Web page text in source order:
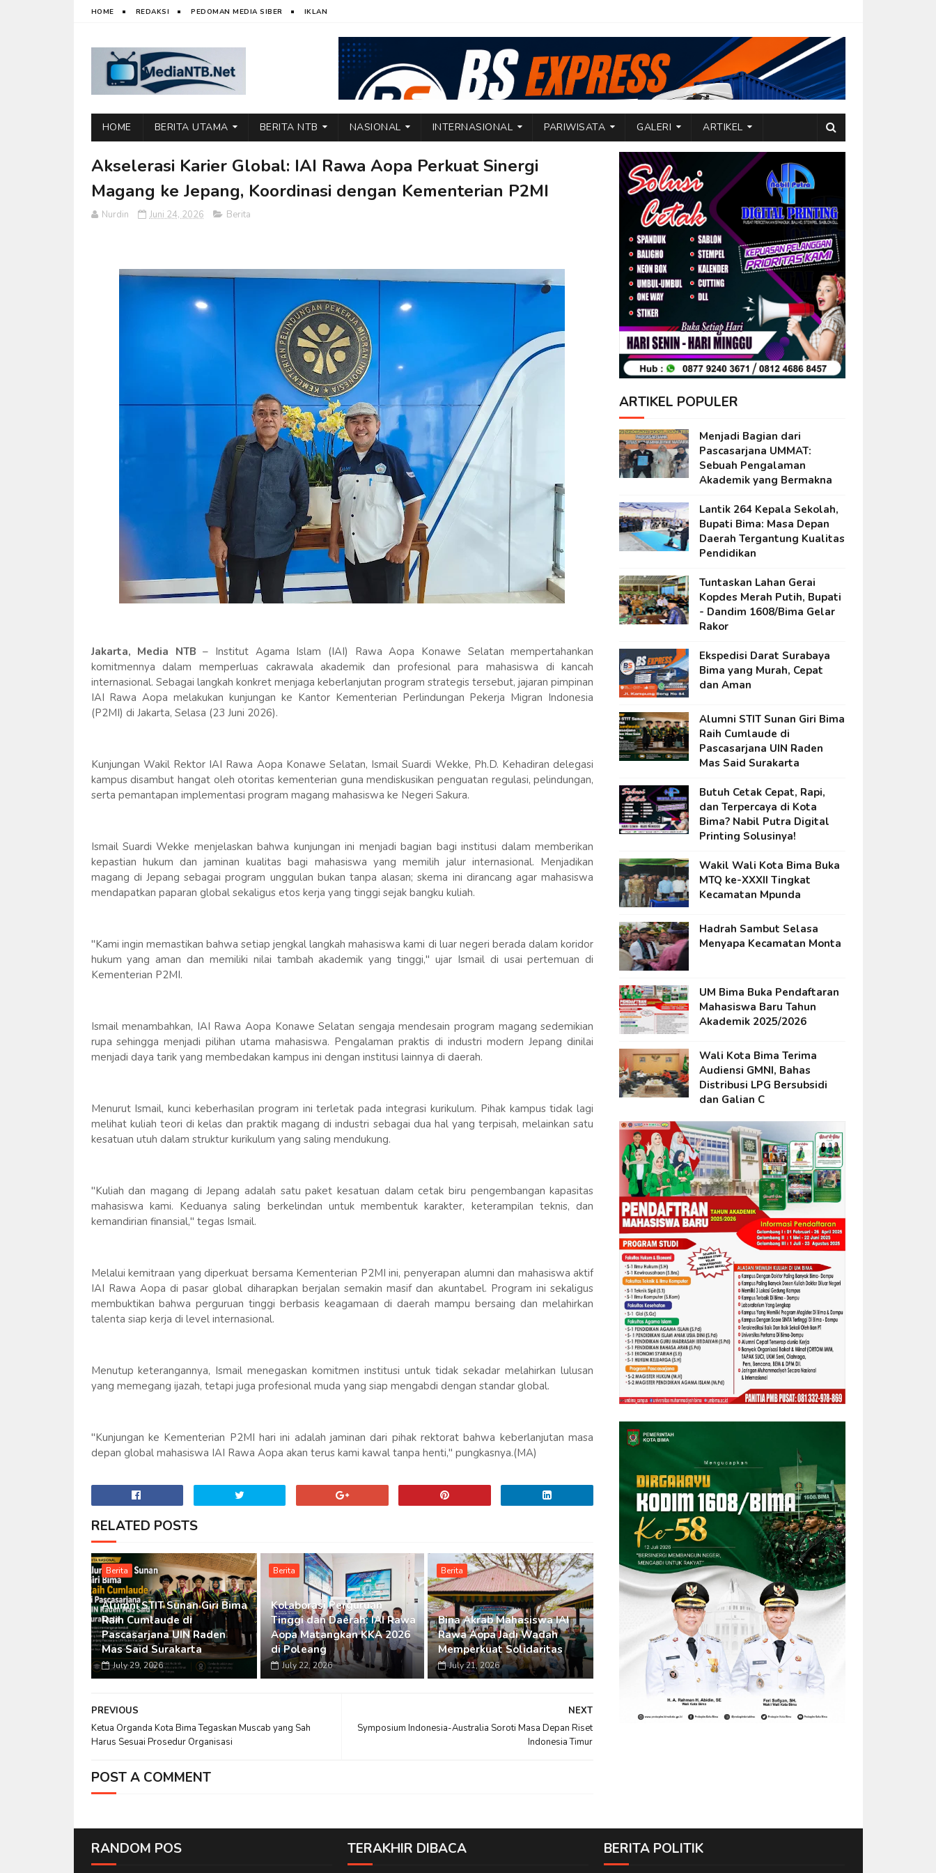
HOME REDAKSI PEDOMAN MEDIA SIBER IKLAN
HOME BERITA UTAMA BERITA NTB NASIONAL INTERNASIONAL PARIWISATA GALERI ARTIKEL
Akselerasi Karier Global: IAI Rawa Aopa Perkuat Sinergi
Magang ke Jepang, Koordinasi dengan Kementerian P2MI
Nurdin Juni 24, 2026 Berita
Jakarta, Media NTB – Institut Agama Islam (IAI) Rawa Aopa Konawe Selatan mempertahankan
komitmennya dalam memperluas cakrawala akademik dan profesional para mahasiswa di kancah
internasional. Sebagai langkah konkret menjaga keberlanjutan program strategis tersebut, jajaran pimpinan
IAI Rawa Aopa melakukan kunjungan ke Kantor Kementerian Perlindungan Pekerja Migran Indonesia
(P2MI) di Jakarta, Selasa (23 Juni 2026).
Kunjungan Wakil Rektor IAI Rawa Aopa Konawe Selatan, Ismail Suardi Wekke, Ph.D. Kehadiran delegasi
kampus disambut hangat oleh otoritas kementerian guna mendiskusikan penguatan regulasi, pelindungan,
serta pemantapan implementasi program magang mahasiswa ke Negeri Sakura.
Ismail Suardi Wekke menjelaskan bahwa kunjungan ini menjadi bagian bagi institusi dalam memberikan
kepastian hukum dan jaminan kualitas bagi mahasiswa yang memilih jalur internasional. Menjadikan
magang di Jepang sebagai program unggulan bukan tanpa alasan; skema ini dirancang agar mahasiswa
mendapatkan paparan global sekaligus etos kerja yang tinggi sejak bangku kuliah.
"Kami ingin memastikan bahwa setiap jengkal langkah mahasiswa kami di luar negeri berada dalam koridor
hukum yang aman dan memiliki nilai tambah akademik yang tinggi," ujar Ismail di usai pertemuan di
Kementerian P2MI.
Ismail menambahkan, IAI Rawa Aopa Konawe Selatan sengaja mendesain program magang sedemikian
rupa sehingga menjadi pilihan utama mahasiswa. Pengalaman praktis di industri modern Jepang dinilai
menjadi daya tarik yang membedakan kampus ini dengan institusi lainnya di daerah.
Menurut Ismail, kunci keberhasilan program ini terletak pada integrasi kurikulum. Pihak kampus tidak lagi
melihat kuliah teori di kelas dan praktik magang di industri sebagai dua hal yang terpisah, melainkan satu
kesatuan utuh dalam struktur kurikulum yang saling mendukung.
"Kuliah dan magang di Jepang adalah satu paket kesatuan dalam cetak biru pengembangan kapasitas
mahasiswa kami. Keduanya saling berkelindan untuk membentuk karakter, keterampilan teknis, dan
kemandirian finansial," tegas Ismail.
Melalui kemitraan yang diperkuat bersama Kementerian P2MI ini, penyerapan alumni dan mahasiswa aktif
IAI Rawa Aopa di pasar global diharapkan berjalan semakin masif dan akuntabel. Program ini sekaligus
membuktikan bahwa perguruan tinggi berbasis keagamaan di daerah mampu bersaing dan melahirkan
talenta siap kerja di level internasional.
Menutup keterangannya, Ismail menegaskan komitmen institusi untuk tidak sekadar melahirkan lulusan
yang memegang ijazah, tetapi juga profesional muda yang siap mengabdi dengan standar global.
"Kunjungan ke Kementerian P2MI hari ini adalah jaminan dari pihak rektorat bahwa keberlanjutan masa
depan global mahasiswa IAI Rawa Aopa akan terus kami kawal tanpa henti," pungkasnya.(MA)
RELATED POSTS
Berita
Alumni STIT Sunan Giri Bima
Raih Cumlaude di
Pascasarjana UIN Raden
Mas Said Surakarta
July 29, 2026
Berita
Kolaborasi Perguruan
Tinggi dan Daerah: IAI Rawa
Aopa Matangkan KKA 2026
di Poleang
July 22, 2026
Berita
Bina Akrab Mahasiswa IAI
Rawa Aopa Jadi Wadah
Memperkuat Solidaritas
July 21, 2026
NEXT
Symposium Indonesia-Australia Soroti Masa Depan Riset
Indonesia Timur
PREVIOUS
Ketua Organda Kota Bima Tegaskan Muscab yang Sah
Harus Sesuai Prosedur Organisasi
POST A COMMENT
ARTIKEL POPULER
Menjadi Bagian dari
Pascasarjana UMMAT:
Sebuah Pengalaman
Akademik yang Bermakna
Lantik 264 Kepala Sekolah,
Bupati Bima: Masa Depan
Daerah Tergantung Kualitas
Pendidikan
Tuntaskan Lahan Gerai
Kopdes Merah Putih, Bupati
- Dandim 1608/Bima Gelar
Rakor
Ekspedisi Darat Surabaya
Bima yang Murah, Cepat
dan Aman
Alumni STIT Sunan Giri Bima
Raih Cumlaude di
Pascasarjana UIN Raden
Mas Said Surakarta
Butuh Cetak Cepat, Rapi,
dan Terpercaya di Kota
Bima? Nabil Putra Digital
Printing Solusinya!
Wakil Wali Kota Bima Buka
MTQ ke-XXXII Tingkat
Kecamatan Mpunda
Hadrah Sambut Selasa
Menyapa Kecamatan Monta
UM Bima Buka Pendaftaran
Mahasiswa Baru Tahun
Akademik 2025/2026
Wali Kota Bima Terima
Audiensi GMNI, Bahas
Distribusi LPG Bersubsidi
dan Galian C
RANDOM POS TERAKHIR DIBACA BERITA POLITIK